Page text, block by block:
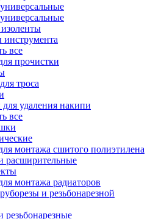
все
прочистки
троса
удаления накипи
все
монтажа сшитого полиэтилена
расширительные
монтажа радиаторов
и резьбонарезной
резьбонарезные